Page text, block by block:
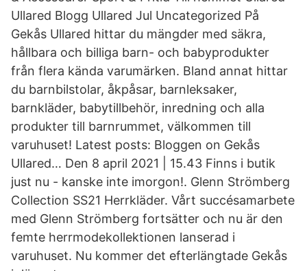
Ullared Blogg Ullared Jul Uncategorized På
Gekås Ullared hittar du mängder med säkra,
hållbara och billiga barn- och babyprodukter
från flera kända varumärken. Bland annat hittar
du barnbilstolar, åkpåsar, barnleksaker,
barnkläder, babytillbehör, inredning och alla
produkter till barnrummet, välkommen till
varuhuset! Latest posts: Bloggen on Gekås
Ullared… Den 8 april 2021 | 15.43 Finns i butik
just nu - kanske inte imorgon!. Glenn Strömberg
Collection SS21 Herrkläder. Vårt succésamarbete
med Glenn Strömberg fortsätter och nu är den
femte herrmodekollektionen lanserad i
varuhuset. Nu kommer det efterlängtade Gekås